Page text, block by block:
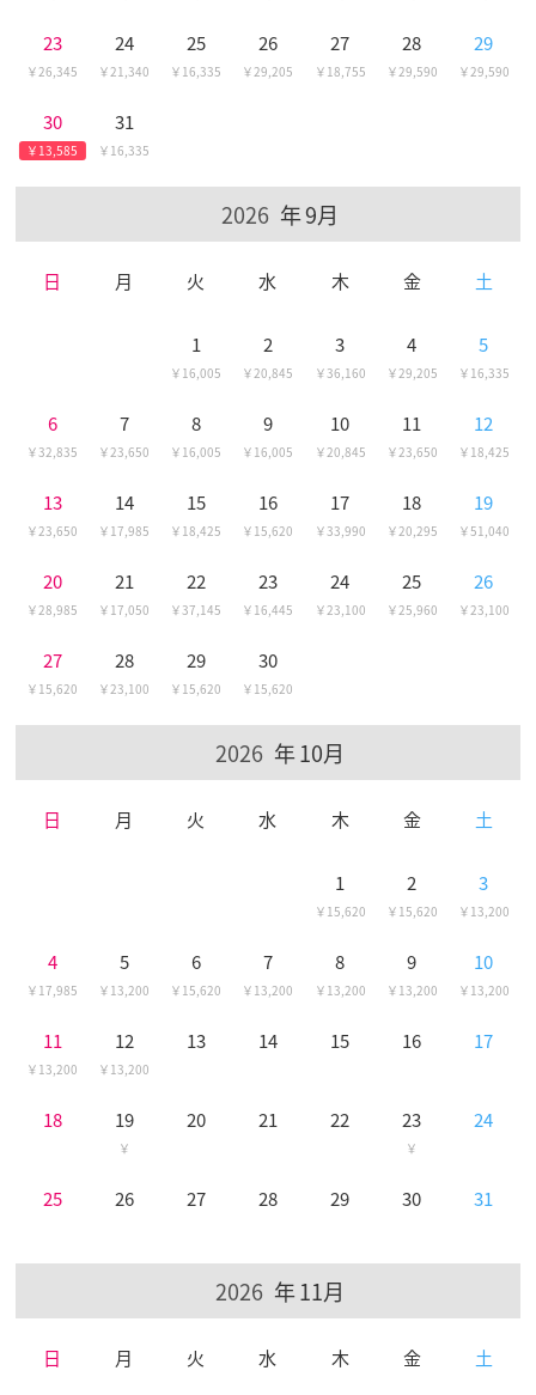
23
26,345
24
21,340
25
16,335
26
29,205
27
18,755
28
29,590
29
29,590
30
13,585
31
16,335
9月
日 月 火 水 木 金 土
1
16,005
2
20,845
3
36,160
4
29,205
5
16,335
6
32,835
7
23,650
8
16,005
9
16,005
10
20,845
11
23,650
12
18,425
13
23,650
14
17,985
15
18,425
16
15,620
17
33,990
18
20,295
19
51,040
20
28,985
21
17,050
22
37,145
23
16,445
24
23,100
25
25,960
26
23,100
27
15,620
28
23,100
29
15,620
30
15,620
10月
日 月 火 水 木 金 土
1
15,620
2
15,620
3
13,200
4
17,985
5
13,200
6
15,620
7
13,200
8
13,200
9
13,200
10
13,200
11
13,200
12
13,200
13 14 15 16 17
18 19 20 21 22 23 24
25 26 27 28 29 30 31
11月
日 月 火 水 木 金 土